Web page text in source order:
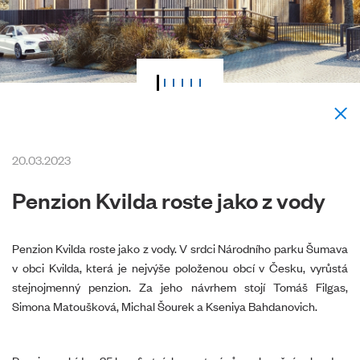
20.03.2023
Penzion Kvilda roste jako z vody
Penzion Kvilda roste jako z vody. V srdci Národního parku Šumava
v obci Kvilda, která je nejvýše položenou obcí v Česku, vyrůstá
stejnojmenný penzion. Za jeho návrhem stojí Tomáš Filgas,
Simona Matoušková, Michal Šourek a Kseniya Bahdanovich.